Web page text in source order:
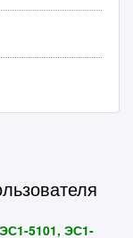
5101, ЭС1-